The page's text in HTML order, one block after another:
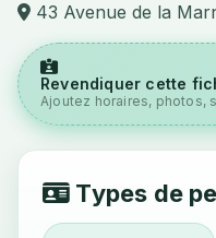
43 Avenue de la
Revendiquer cette
Ajoutez horaires, photos,
Types de